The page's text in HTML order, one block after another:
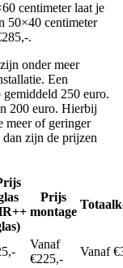
centimeter laat je
50×40 centimeter
.
onder meer
Een
250 euro.
200 euro. Hierbij
meer of geringer
zijn de prijzen
Prijs
montage
Vanaf
€225,-
Vanaf